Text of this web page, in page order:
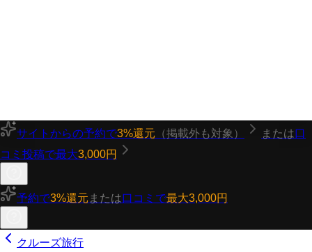
サイトからの予約で3%還元 （掲載外も対象） または口
コミ投稿で最大3,000円
予約で3%還元 または口コミで最大3,000円
クルーズ旅行